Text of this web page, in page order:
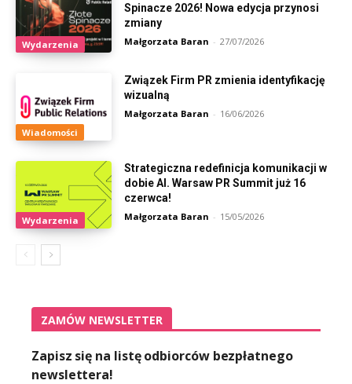
Wydarzenia
Spinacze 2026! Nowa edycja przynosi
zmiany
Małgorzata Baran - 27/07/2026
Wiadomości
Związek Firm PR zmienia identyfikację
wizualną
Małgorzata Baran - 16/06/2026
Wydarzenia
Strategiczna redefinicja komunikacji w
dobie AI. Warsaw PR Summit już 16
czerwca!
Małgorzata Baran - 15/05/2026
ZAMÓW NEWSLETTER
Zapisz się na listę odbiorców bezpłatnego
newslettera!